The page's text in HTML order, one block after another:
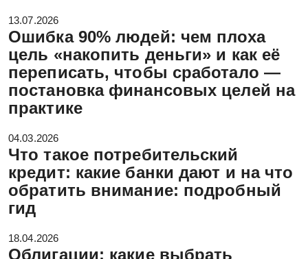
13.07.2026
Ошибка 90% людей: чем плоха
цель «накопить деньги» и как её
переписать, чтобы сработало —
постановка финансовых целей на
практике
04.03.2026
Что такое потребительский
кредит: какие банки дают и на что
обратить внимание: подробный
гид
18.04.2026
Облигации: какие выбрать